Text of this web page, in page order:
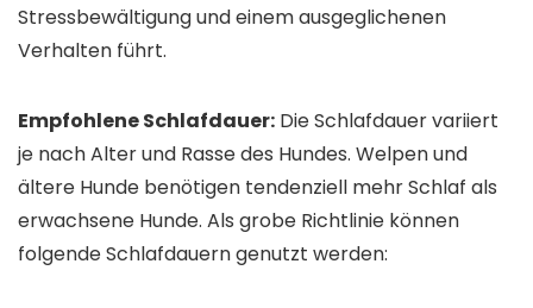
Stressbewältigung und einem ausgeglichenen
Verhalten führt.
Empfohlene Schlafdauer: Die Schlafdauer variiert
je nach Alter und Rasse des Hundes. Welpen und
ältere Hunde benötigen tendenziell mehr Schlaf als
erwachsene Hunde. Als grobe Richtlinie können
folgende Schlafdauern genutzt werden: